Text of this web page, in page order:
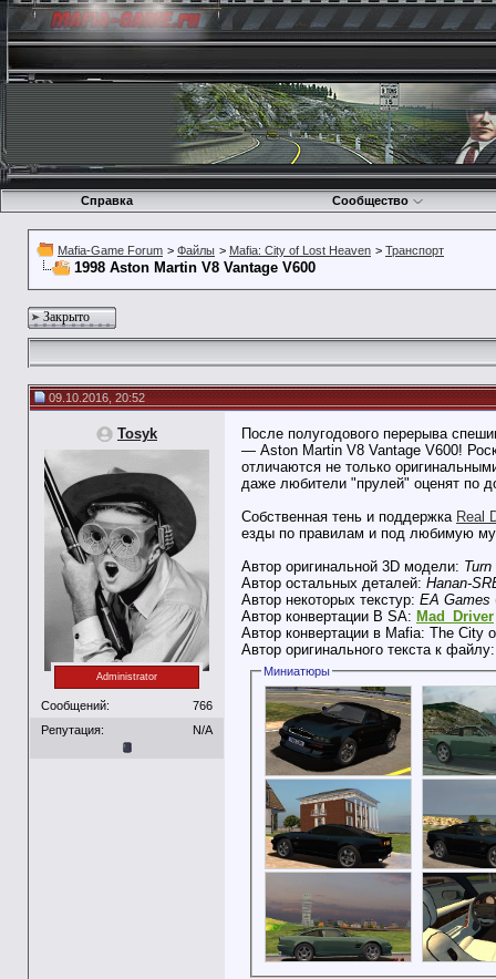
Справка Сообщество
Mafia-Game Forum > Файлы > Mafia: City of Lost Heaven > Транспорт
1998 Aston Martin V8 Vantage V600
Закрыто
09.10.2016, 20:52
Tosyk
Administrator
Сообщений:
766
Репутация:
N/A
После полугодового перерыва
— Aston Martin V8 Vantage V600!
отличаются не только
даже любители "прулей" оценят по
Собственная тень и поддержка Real
езды по правилам и под любимую
Автор оригинальной 3D модели: Turn
Автор остальных деталей: Hanan-
Автор некоторых текстур: EA Games
Автор конвертации В SA: Mad_Driver
Автор конвертации в Mafia: The City
Автор оригинального текста к
Миниатюры